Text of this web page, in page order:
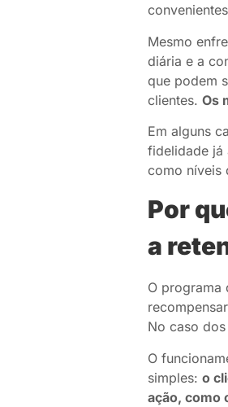
Mesmo
diária e a
que podem
clientes. Os
Em alguns
fidelidade já
como níveis
Por
a
O programa
No caso
O
simples: o
ação, como